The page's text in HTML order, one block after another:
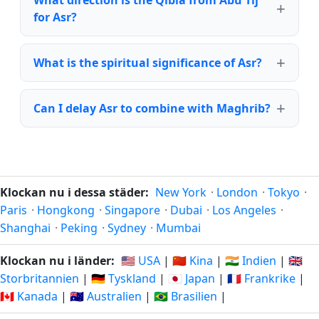
for Asr?
What is the spiritual significance of Asr?
Can I delay Asr to combine with Maghrib?
Klockan nu i dessa städer: New York · London · Tokyo ·
Paris · Hongkong · Singapore · Dubai · Los Angeles ·
Shanghai · Peking · Sydney · Mumbai
Klockan nu i länder: 🇺🇸 USA | 🇨🇳 Kina | 🇮🇳 Indien | 🇬🇧
Storbritannien | 🇩🇪 Tyskland | 🇯🇵 Japan | 🇫🇷 Frankrike |
🇨🇦 Kanada | 🇦🇺 Australien | 🇧🇷 Brasilien |